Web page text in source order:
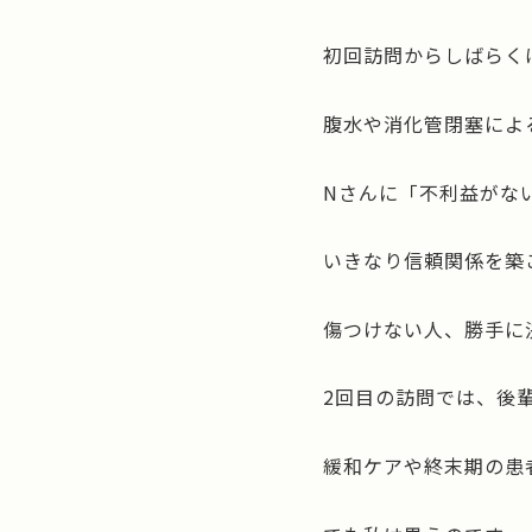
初回訪問からしばら
腹水や消化管閉塞に
Nさんに「不利益がな
いきなり信頼関係を
傷つけない人、勝手
2回目の訪問では、後
緩和ケアや終末期の